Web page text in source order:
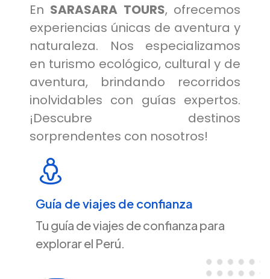
En SARASARA TOURS, ofrecemos
experiencias únicas de aventura y
naturaleza. Nos especializamos
en turismo ecológico, cultural y de
aventura, brindando recorridos
inolvidables con guías expertos.
¡Descubre destinos
sorprendentes con nosotros!
Guía de viajes de confianza
Tu guía de viajes de confianza para
explorar el Perú.